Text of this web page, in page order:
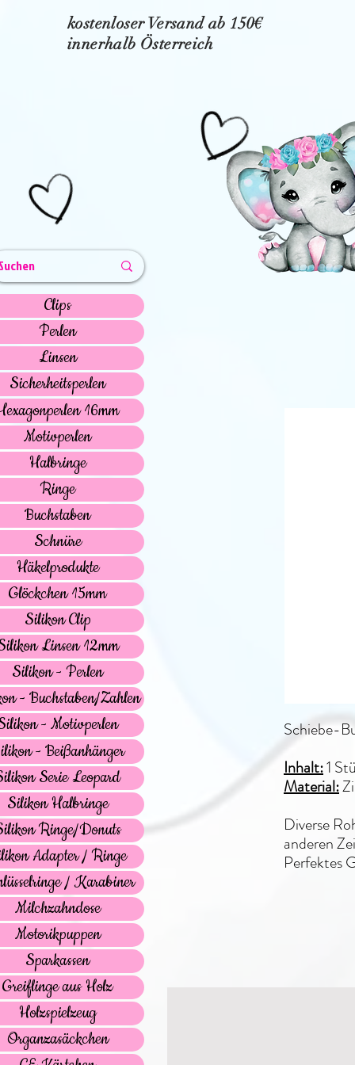
kostenloser Versand ab 150€
innerhalb Österreich
Schiebe-
Inhalt:1
Material:
Diverse
anderen
Perfektes
Clips
Perlen
Linsen
Sicherheitsperlen
16mm
Motivperlen
Halbringe
Ringe
Buchstaben
Schnüre
Häkelprodukte
Glöckchen 15mm
Silikon Clip
Linsen 12mm
Silikon - Perlen
- Buchstaben/Zahlen
- Motivperlen
- Beißanhänger
Serie Leopard
Silikon Halbringe
Ringe/Donuts
Adapter / Ringe
/ Karabiner
Milchzahndose
Motorikpuppen
Sparkassen
Greiflinge aus Holz
Holzspielzeug
Organzasäckchen